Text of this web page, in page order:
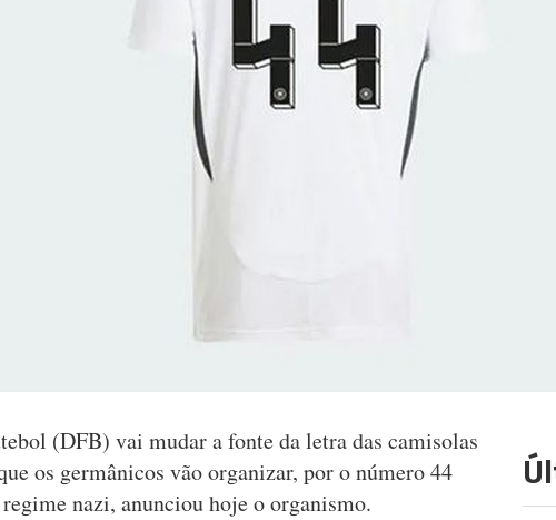
(DFB) vai mudar a fonte da letra das camisolas
os germânicos vão organizar, por o número 44
nazi, anunciou hoje o organismo.